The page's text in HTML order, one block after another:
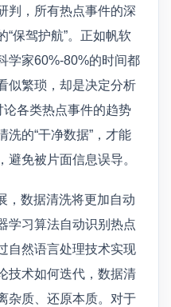
判，所有热点事件的深
“保驾护航”。正如帆软
学家60%-80%的时间都
似繁琐，却是决定分析
论各类热点事件的趋势
洗的“干净数据”，才能
免被片面信息误导。
，数据清洗将更加自动
习算法自动识别热点
自然语言处理技术实现
技术如何迭代，数据清
杂质、还原本质。对于